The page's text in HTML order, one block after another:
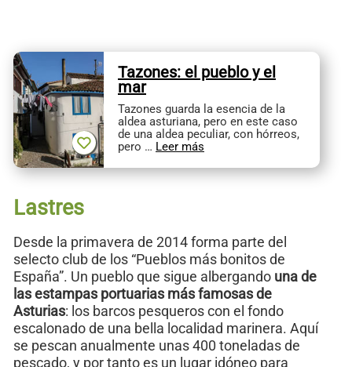
Tazones: el pueblo y el
mar
Tazones guarda la esencia de la
aldea asturiana, pero en este caso
de una aldea peculiar, con hórreos,
pero … Leer más
Lastres
Desde la primavera de 2014 forma parte del
selecto club de los “Pueblos más bonitos de
España”. Un pueblo que sigue albergando una de
las estampas portuarias más famosas de
Asturias: los barcos pesqueros con el fondo
escalonado de una bella localidad marinera. Aquí
se pescan anualmente unas 400 toneladas de
pescado, y por tanto es un lugar idóneo para